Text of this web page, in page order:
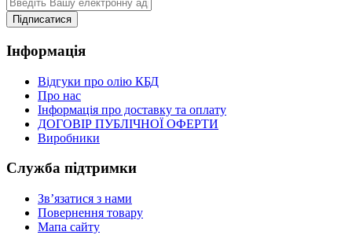
Підписатися
Інформація
Відгуки про олію КБД
Про нас
Інформація про доставку та оплату
ДОГОВІР ПУБЛІЧНОЇ ОФЕРТИ
Виробники
Служба підтримки
Зв’язатися з нами
Повернення товару
Мапа сайту